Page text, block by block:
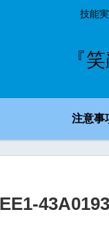
技能
『
注意事